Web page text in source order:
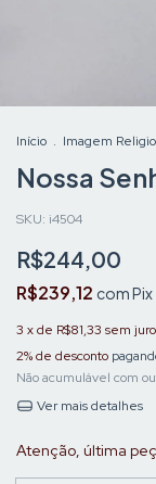
Início . Imagem
Nossa
SKU: i4504
R$244,00
R$239,12 comPix
3 x de R$81,33 sem
2% de desconto
Não acumulável com
Ver mais detalhes
Atenção, última